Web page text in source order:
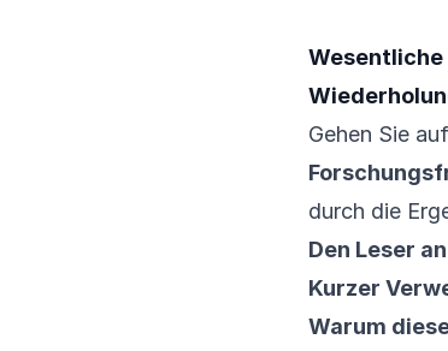
Wesentliche
Gehen Sie
durch die
Den Leser
Kurzer
Warum